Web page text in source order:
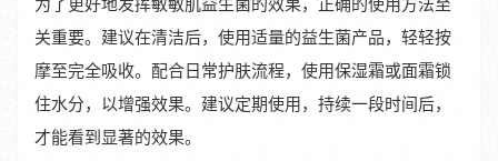
关重要。建议在清洁后，使用适量的益生菌产品，轻轻按
摩至完全吸收。配合日常护肤流程，使用保湿霜或面霜锁
住水分，以增强效果。建议定期使用，持续一段时间后，
才能看到显著的效果。